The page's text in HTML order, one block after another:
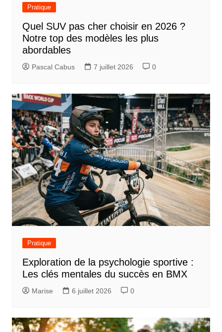
Pratique
Quel SUV pas cher choisir en 2026 ?
Notre top des modèles les plus
abordables
Pascal Cabus 7 juillet 2026 0
Pratique
Exploration de la psychologie sportive :
Les clés mentales du succès en BMX
Marise 6 juillet 2026 0